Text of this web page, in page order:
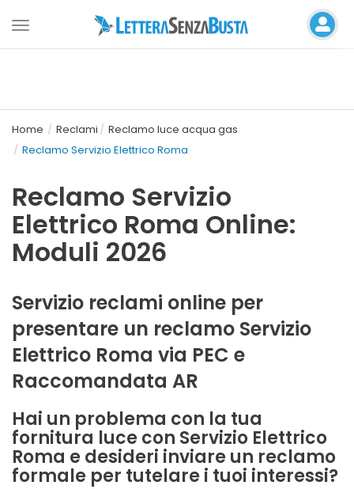
Toggle
Home Reclami
Reclamo luce acqua gas
Reclamo Servizio Elettrico Roma
Reclamo Servizio
Elettrico Roma Online:
Moduli 2026
Servizio reclami online per
presentare un reclamo Servizio
Elettrico Roma via PEC e
Raccomandata AR
Hai un problema con la tua
fornitura luce con Servizio Elettrico
Roma e desideri inviare un reclamo
formale per tutelare i tuoi interessi?